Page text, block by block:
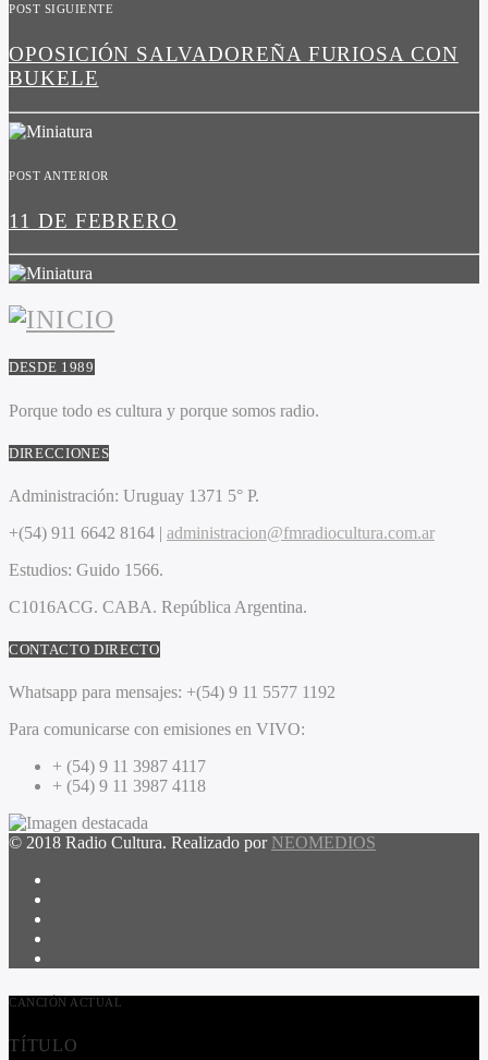
POST SIGUIENTE
OPOSICIÓN SALVADOREÑA FURIOSA CON
BUKELE
POST ANTERIOR
11 DE FEBRERO
DESDE 1989
Porque todo es cultura y porque somos radio.
DIRECCIONES
Administración: Uruguay 1371 5° P.
+(54) 911 6642 8164 | administracion@fmradiocultura.com.ar
Estudios: Guido 1566.
C1016ACG. CABA. República Argentina.
CONTACTO DIRECTO
Whatsapp para mensajes: +(54) 9 11 5577 1192
Para comunicarse con emisiones en VIVO:
+ (54) 9 11 3987 4117
+ (54) 9 11 3987 4118
© 2018 Radio Cultura. Realizado por NEOMEDIOS
CANCIÓN ACTUAL
TÍTULO